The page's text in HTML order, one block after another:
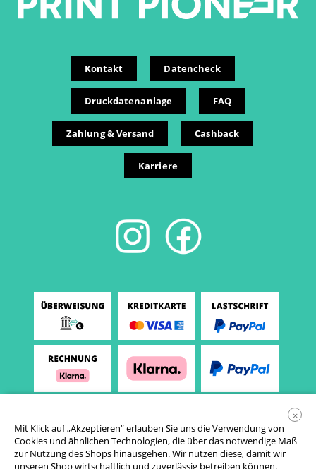
Kontakt Datencheck
Druckdatenanlage FAQ
Zahlung & Versand Cashback
Karriere
×
Mit Klick auf „Akzeptieren“ erlauben Sie uns die Verwendung von
Cookies und ähnlichen Technologien, die über das notwendige Maß
zur Nutzung des Shops hinausgehen. Wir nutzen diese, damit wir
unseren Shop wirtschaftlich und zuverlässig betreiben können.